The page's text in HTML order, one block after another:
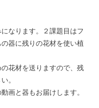
なります。２課題目はフ
器に残りの花材を使い植
花材を送りますので、残
。
画と器もお届けします。